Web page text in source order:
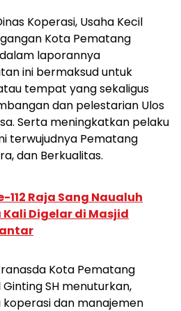
Koperasi, Usaha Kecil
Kota Pematang
laporannya
ini bermaksud untuk
tempat yang sekaligus
dan pelestarian Ulos
Serta meningkatkan pelaku
terwujudnya Pematang
dan Berkualitas.
112 Raja Sang Naualuh
Digelar di Masjid
Kota Pematang
SH menuturkan,
dan manajemen